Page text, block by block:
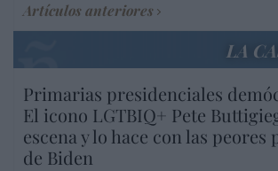
Artículos anteriores
LA
Primarias presidenciales
El icono LGTBIQ+ Pete
escena y lo hace con las peores
de Biden